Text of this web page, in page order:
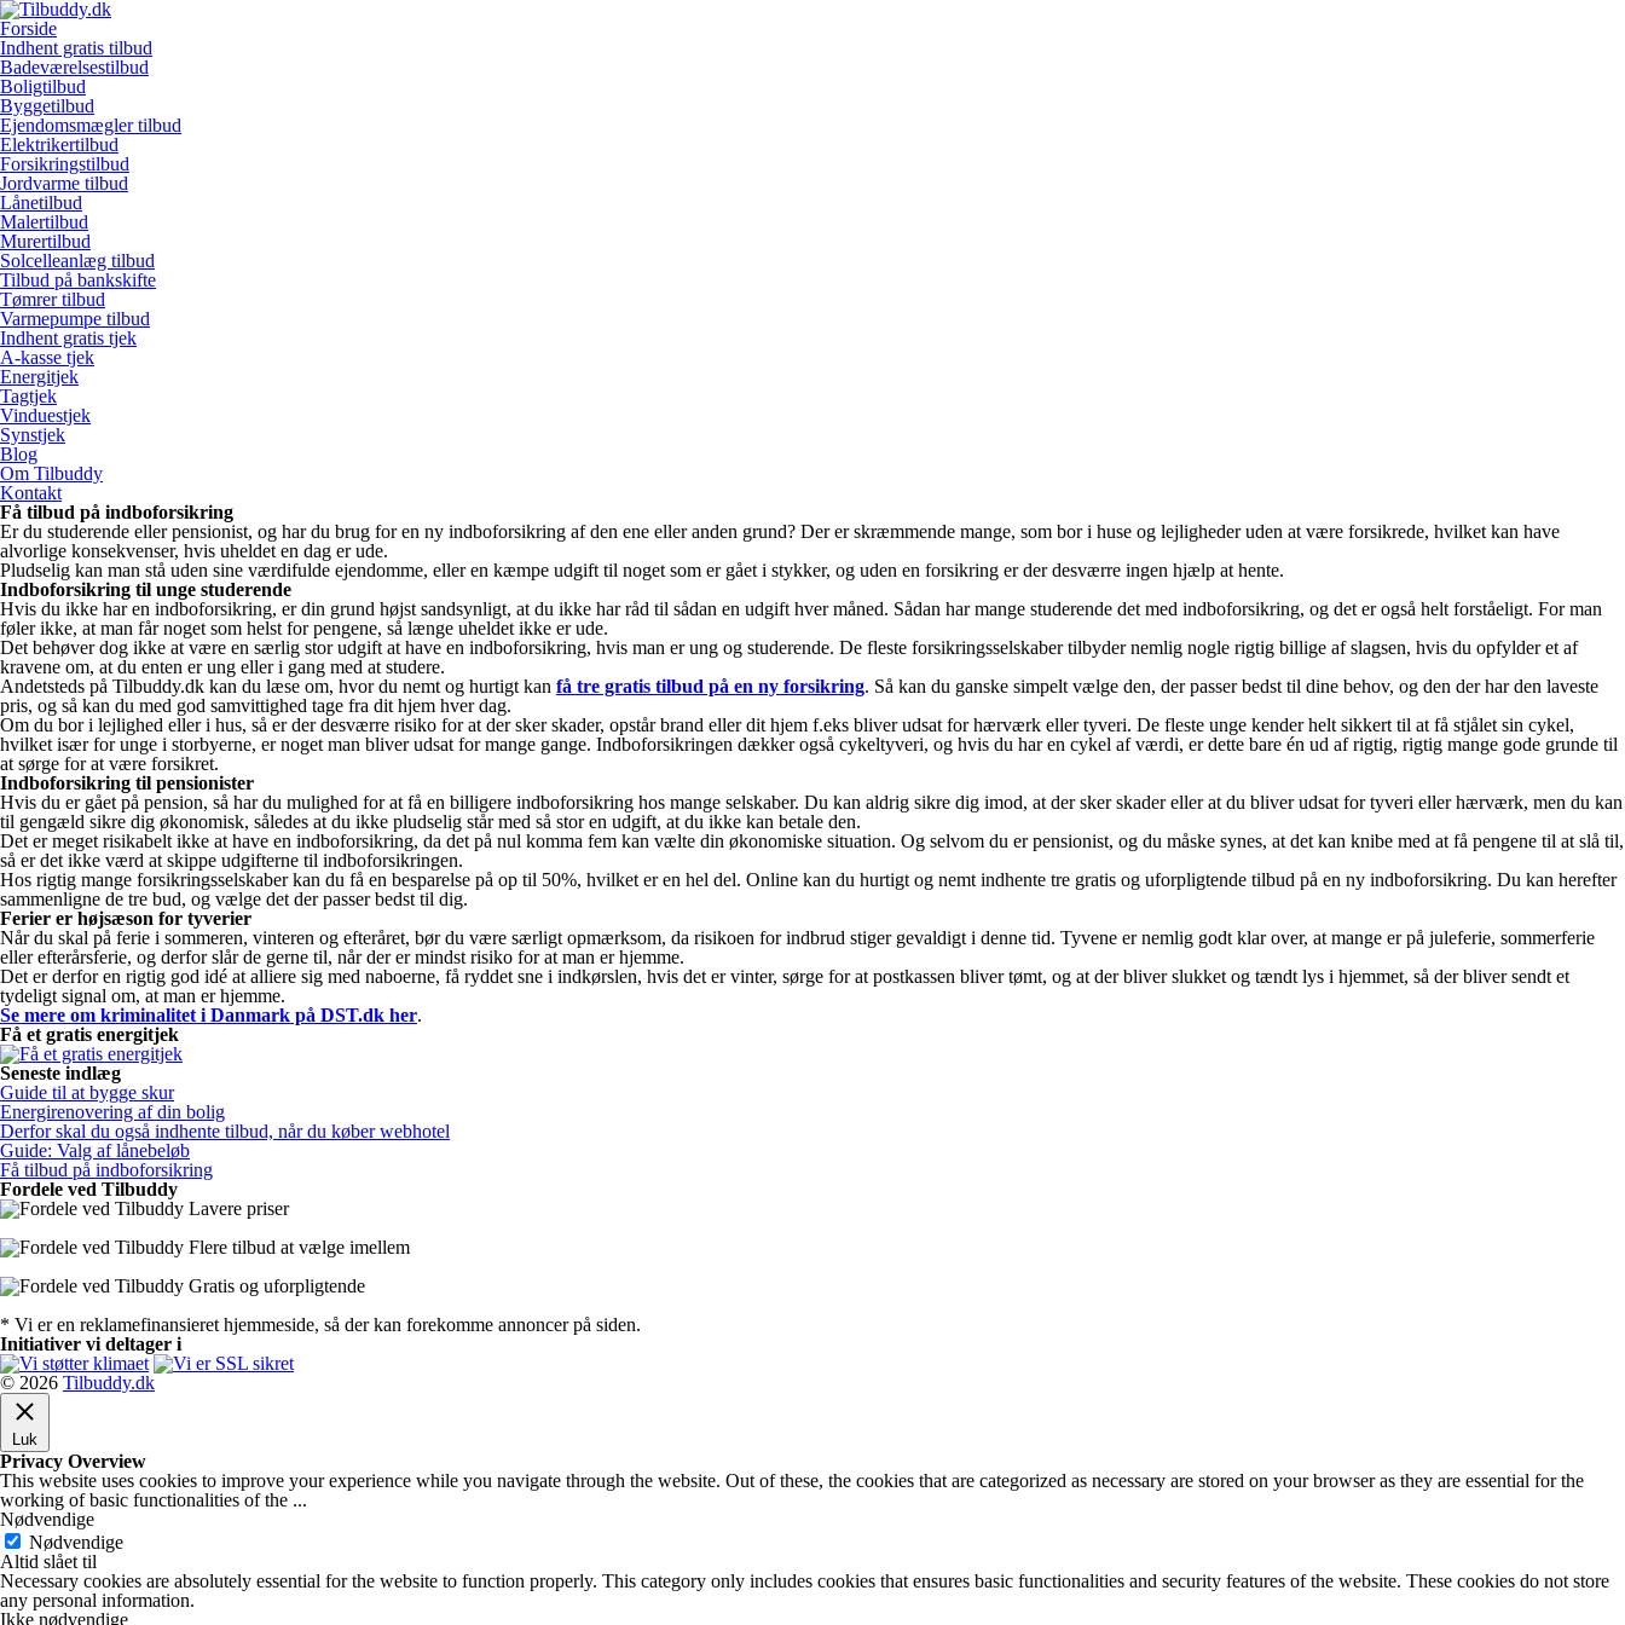
Forside
Indhent gratis tilbud
Badeværelsestilbud
Boligtilbud
Byggetilbud
Ejendomsmægler tilbud
Elektrikertilbud
Forsikringstilbud
Jordvarme tilbud
Lånetilbud
Malertilbud
Murertilbud
Solcelleanlæg tilbud
Tilbud på bankskifte
Tømrer tilbud
Varmepumpe tilbud
Indhent gratis tjek
A-kasse tjek
Energitjek
Tagtjek
Vinduestjek
Synstjek
Blog
Om Tilbuddy
Kontakt
Få tilbud på indboforsikring
Er du studerende eller pensionist, og har du brug for en ny indboforsikring af den ene eller anden grund? Der er skræmmende mange, som bor i huse og lejligheder uden at være forsikrede, hvilket kan have
alvorlige konsekvenser, hvis uheldet en dag er ude.
Pludselig kan man stå uden sine værdifulde ejendomme, eller en kæmpe udgift til noget som er gået i stykker, og uden en forsikring er der desværre ingen hjælp at hente.
Indboforsikring til unge studerende
Hvis du ikke har en indboforsikring, er din grund højst sandsynligt, at du ikke har råd til sådan en udgift hver måned. Sådan har mange studerende det med indboforsikring, og det er også helt forståeligt. For man
føler ikke, at man får noget som helst for pengene, så længe uheldet ikke er ude.
Det behøver dog ikke at være en særlig stor udgift at have en indboforsikring, hvis man er ung og studerende. De fleste forsikringsselskaber tilbyder nemlig nogle rigtig billige af slagsen, hvis du opfylder et af
kravene om, at du enten er ung eller i gang med at studere.
Andetsteds på Tilbuddy.dk kan du læse om, hvor du nemt og hurtigt kan få tre gratis tilbud på en ny forsikring. Så kan du ganske simpelt vælge den, der passer bedst til dine behov, og den der har den laveste
pris, og så kan du med god samvittighed tage fra dit hjem hver dag.
Om du bor i lejlighed eller i hus, så er der desværre risiko for at der sker skader, opstår brand eller dit hjem f.eks bliver udsat for hærværk eller tyveri. De fleste unge kender helt sikkert til at få stjålet sin cykel,
hvilket især for unge i storbyerne, er noget man bliver udsat for mange gange. Indboforsikringen dækker også cykeltyveri, og hvis du har en cykel af værdi, er dette bare én ud af rigtig, rigtig mange gode grunde til
at sørge for at være forsikret.
Indboforsikring til pensionister
Hvis du er gået på pension, så har du mulighed for at få en billigere indboforsikring hos mange selskaber. Du kan aldrig sikre dig imod, at der sker skader eller at du bliver udsat for tyveri eller hærværk, men du kan
til gengæld sikre dig økonomisk, således at du ikke pludselig står med så stor en udgift, at du ikke kan betale den.
Det er meget risikabelt ikke at have en indboforsikring, da det på nul komma fem kan vælte din økonomiske situation. Og selvom du er pensionist, og du måske synes, at det kan knibe med at få pengene til at slå til,
så er det ikke værd at skippe udgifterne til indboforsikringen.
Hos rigtig mange forsikringsselskaber kan du få en besparelse på op til 50%, hvilket er en hel del. Online kan du hurtigt og nemt indhente tre gratis og uforpligtende tilbud på en ny indboforsikring. Du kan herefter
sammenligne de tre bud, og vælge det der passer bedst til dig.
Ferier er højsæson for tyverier
Når du skal på ferie i sommeren, vinteren og efteråret, bør du være særligt opmærksom, da risikoen for indbrud stiger gevaldigt i denne tid. Tyvene er nemlig godt klar over, at mange er på juleferie, sommerferie
eller efterårsferie, og derfor slår de gerne til, når der er mindst risiko for at man er hjemme.
Det er derfor en rigtig god idé at alliere sig med naboerne, få ryddet sne i indkørslen, hvis det er vinter, sørge for at postkassen bliver tømt, og at der bliver slukket og tændt lys i hjemmet, så der bliver sendt et
tydeligt signal om, at man er hjemme.
Se mere om kriminalitet i Danmark på DST.dk her.
Få et gratis energitjek
Seneste indlæg
Guide til at bygge skur
Energirenovering af din bolig
Derfor skal du også indhente tilbud, når du køber webhotel
Guide: Valg af lånebeløb
Få tilbud på indboforsikring
Fordele ved Tilbuddy
Lavere priser
Flere tilbud at vælge imellem
Gratis og uforpligtende
* Vi er en reklamefinansieret hjemmeside, så der kan forekomme annoncer på siden.
Initiativer vi deltager i
© 2026 Tilbuddy.dk
Luk
Privacy Overview
This website uses cookies to improve your experience while you navigate through the website. Out of these, the cookies that are categorized as necessary are stored on your browser as they are essential for the
working of basic functionalities of the ...
Nødvendige
Nødvendige
Altid slået til
Necessary cookies are absolutely essential for the website to function properly. This category only includes cookies that ensures basic functionalities and security features of the website. These cookies do not store
any personal information.
Ikke nødvendige